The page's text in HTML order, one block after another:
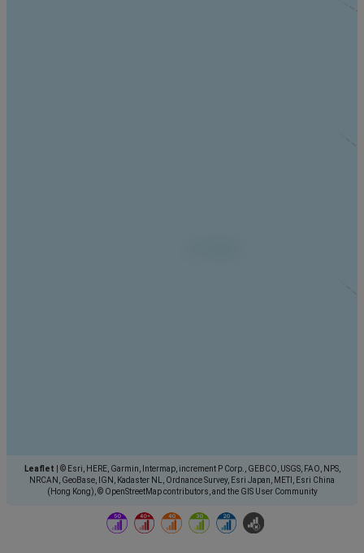
Leaflet
© Esri, HERE, Garmin, Intermap, increment P Corp., GEBCO, USGS, FAO, NPS,
NRCAN, GeoBase, IGN, Kadaster NL, Ordnance Survey, Esri Japan, METI, Esri China
(Hong Kong), © OpenStreetMap contributors, and the GIS User Community